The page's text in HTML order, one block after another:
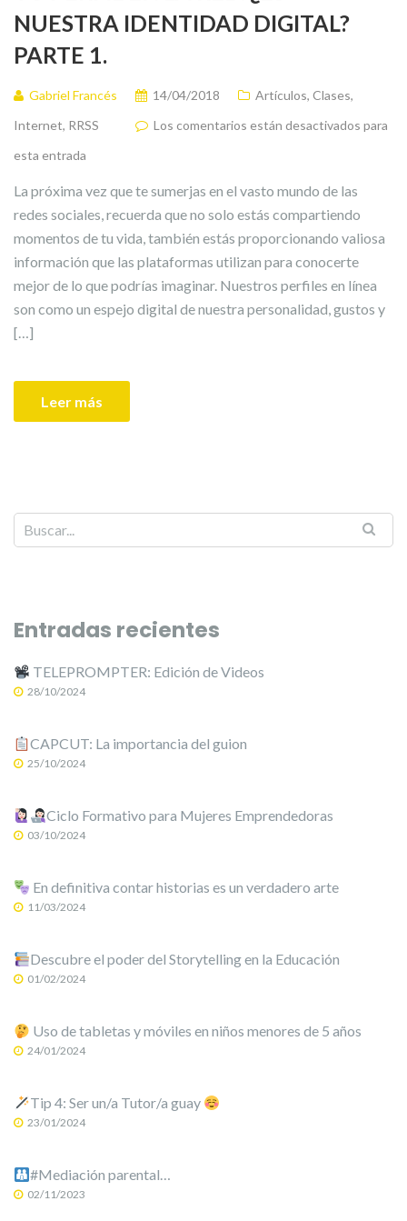
NUESTRA IDENTIDAD DIGITAL?
PARTE 1.
Gabriel Francés 14/04/2018 Artículos, Clases,
Internet, RRSS
Los comentarios están desactivados para
esta entrada
La próxima vez que te sumerjas en el vasto mundo de las
redes sociales, recuerda que no solo estás compartiendo
momentos de tu vida, también estás proporcionando valiosa
información que las plataformas utilizan para conocerte
mejor de lo que podrías imaginar. Nuestros perfiles en línea
son como un espejo digital de nuestra personalidad, gustos y
[…]
Leer más
Entradas recientes
TELEPROMPTER: Edición de Videos
28/10/2024
CAPCUT: La importancia del guion
25/10/2024
Ciclo Formativo para Mujeres Emprendedoras
03/10/2024
En definitiva contar historias es un verdadero arte
11/03/2024
Descubre el poder del Storytelling en la Educación
01/02/2024
Uso de tabletas y móviles en niños menores de 5 años
24/01/2024
Tip 4: Ser un/a Tutor/a guay
23/01/2024
#Mediación parental…
02/11/2023